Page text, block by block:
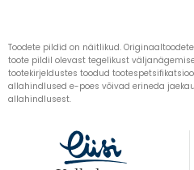
Toodete pildid on näitlikud.
toote pildil olevast tegelikust
tootekirjeldustes toodud
allahindlused e-poes võivad erineda
allahindlusest.